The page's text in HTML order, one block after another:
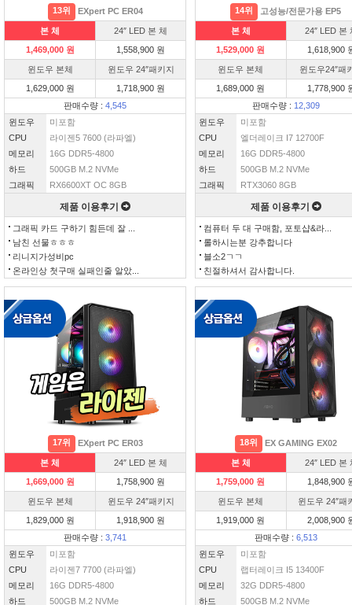
13위 EXpert PC ER04
본 체
24″ LED 본 체
1,469,000 원
1,558,900 원
윈도우 본체
윈도우 24″패키지
1,629,000 원
1,718,900 원
판매수량 : 4,545
윈도우
미포함
CPU
라이젠5 7600 (라파엘)
메모리
16G DDR5-4800
하드
500GB M.2 NVMe
그래픽
RX6600XT OC 8GB
제품 이용후기
그래픽 카드 구하기 힘든데 잘 ...
남친 선물ㅎㅎㅎ
리니지가성비pc
온라인상 첫구매 실패인줄 알았...
14위 고성능/전문가용 EP5
본 체
24″ LED 본
1,529,000 원
1,618,900
윈도우 본체
윈도우24″패
1,689,000 원
1,778,900
판매수량 : 12,309
윈도우
미포함
CPU
엘더레이크 I7 12700F
메모리
16G DDR5-4800
하드
500GB M.2 NVMe
그래픽
RTX3060 8GB
제품 이용후기
컴퓨터 두 대 구매함, 포토샵&라...
롤하시는분 강추합니다
블소2ㄱㄱ
친절하셔서 감사합니다.
17위 EXpert PC ER03
본 체
24″ LED 본 체
1,669,000 원
1,758,900 원
윈도우 본체
윈도우 24″패키지
1,829,000 원
1,918,900 원
판매수량 : 3,741
윈도우
미포함
CPU
라이젠7 7700 (라파엘)
메모리
16G DDR5-4800
하드
500GB M.2 NVMe
18위 EX GAMING EX02
본 체
24″ LED 본
1,759,000 원
1,848,900
윈도우 본체
윈도우 24″패
1,919,000 원
2,008,900
판매수량 : 6,513
윈도우
미포함
CPU
랩터레이크 I5 13400F
메모리
32G DDR5-4800
하드
500GB M.2 NVMe